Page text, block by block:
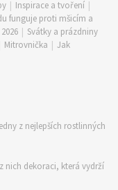
| Inspirace a tvoření |
funguje proti mšicím a
| Svátky a prázdniny
Mitrovnička | Jak
z nejlepších rostlinných
nich dekoraci, která vydrží